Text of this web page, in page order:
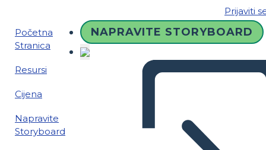
Prijaviti
Početna
Stranica
Resursi
Cijena
Napravite
Storyboard
NAPRAVITE STORYBOARD